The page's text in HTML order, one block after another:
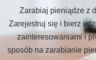
Zarabiaj pieniądze z
Zarejestruj się i bierz
zainteresowaniami i
sposób na zarabianie